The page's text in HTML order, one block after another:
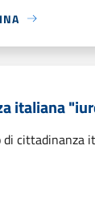
italiana
di cittadinanza